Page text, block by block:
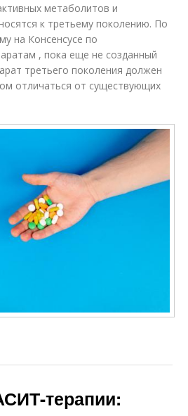
метаболитов и
к третьему поколению. По
на Консенсусе по
, пока еще не созданный
третьего поколения должен
отличаться от существующих
терапии: